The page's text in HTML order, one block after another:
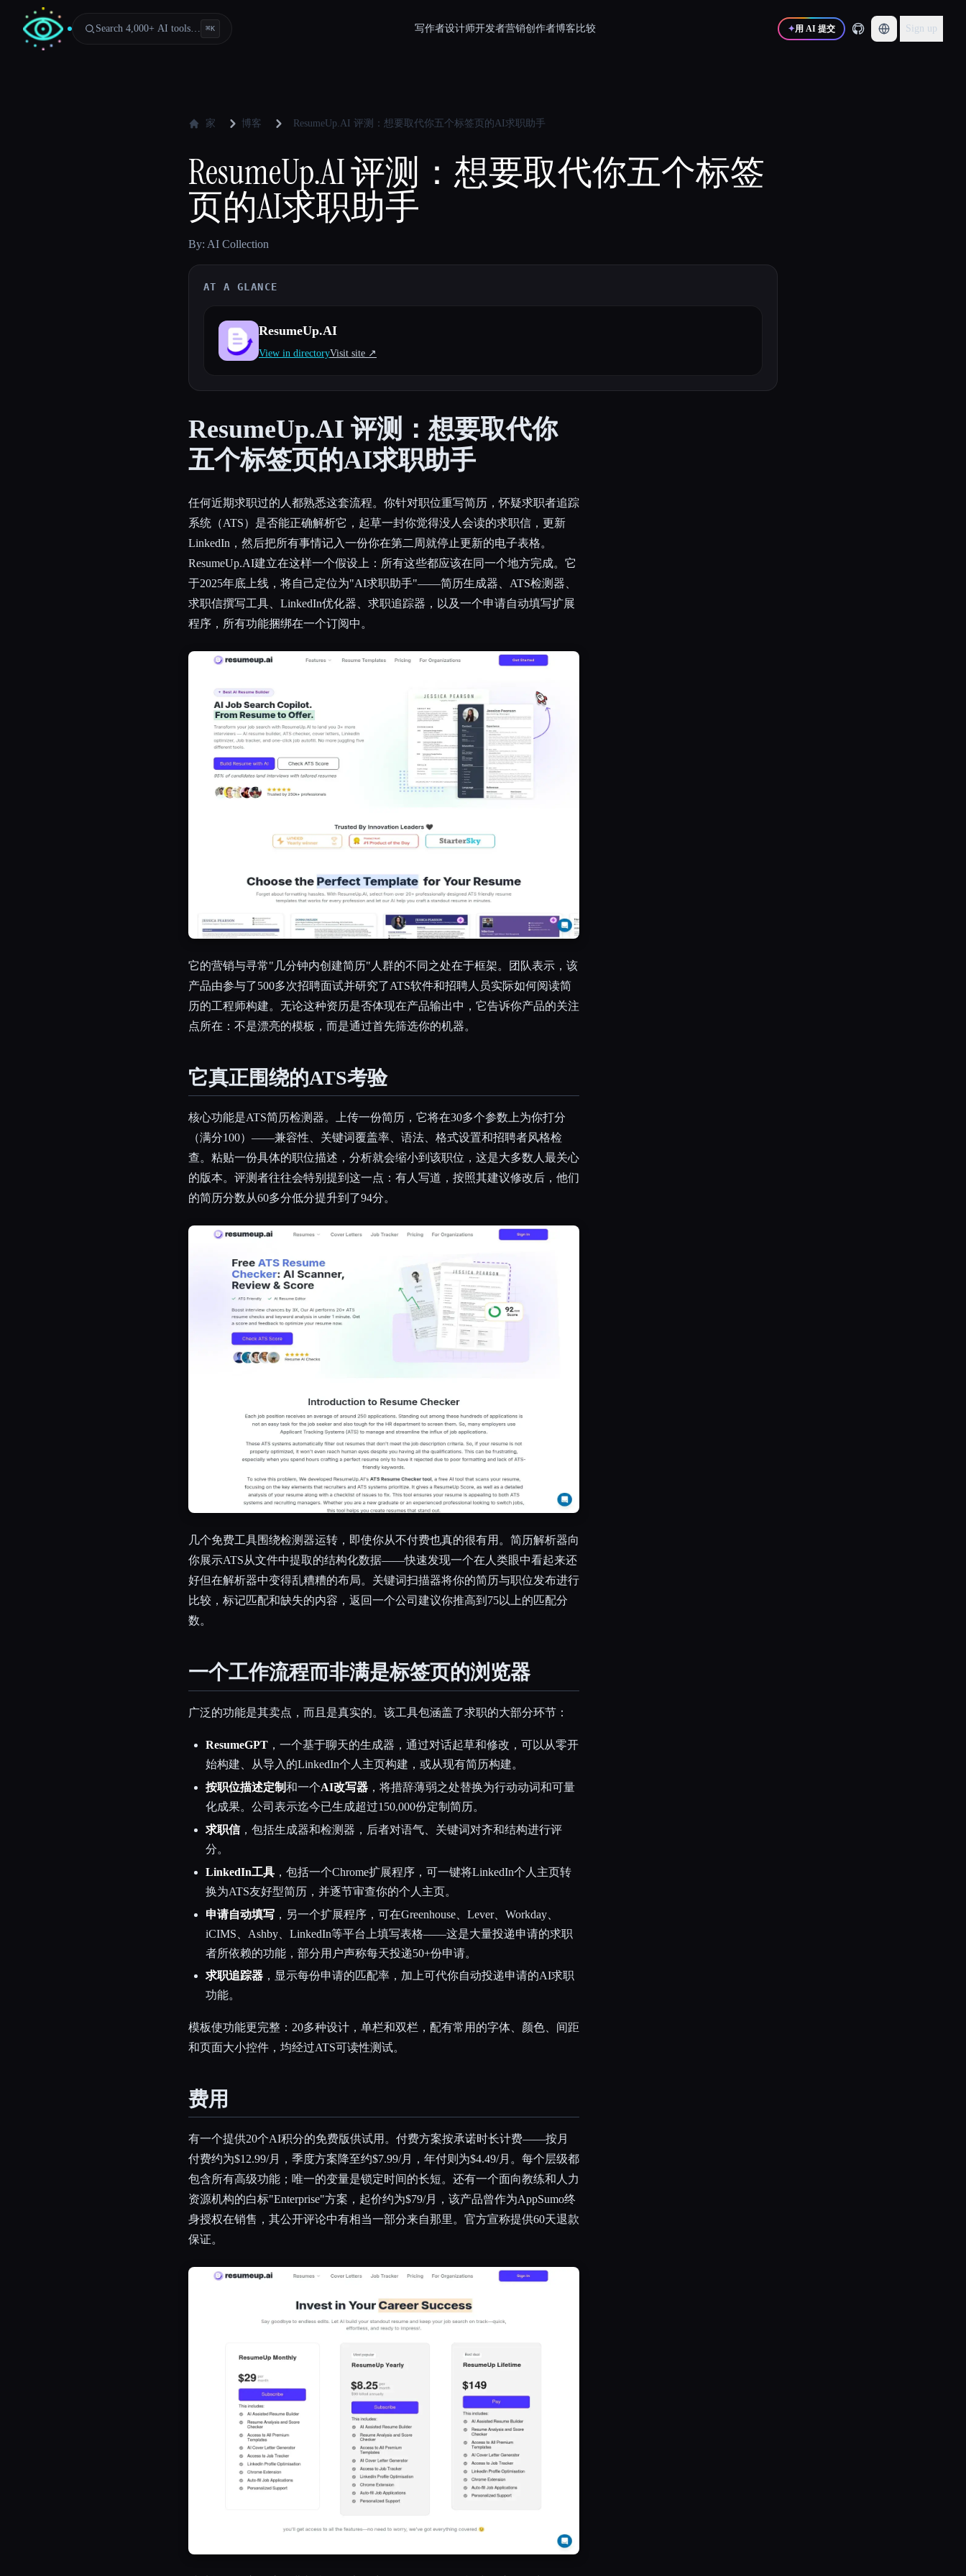
Search 4,000+ AI tools… ⌘K 写作者设计师开发者营销创作者博客 比较 ✦用 AI 提交 Sign up
家 博客 ResumeUp.AI 评测：想要取代你五个标签页的AI求职助手
ResumeUp.AI 评测：想要取代你五个标签
页的AI求职助手
By: AI Collection
AT A GLANCE
ResumeUp.AI
View in directoryVisit site ↗︎
ResumeUp.AI 评测：想要取代你
五个标签页的AI求职助手
任何近期求职过的人都熟悉这套流程。你针对职位重写简历，怀疑求职者追踪
系统（ATS）是否能正确解析它，起草一封你觉得没人会读的求职信，更新
LinkedIn，然后把所有事情记入一份你在第二周就停止更新的电子表格。
ResumeUp.AI建立在这样一个假设上：所有这些都应该在同一个地方完成。它
于2025年底上线，将自己定位为"AI求职助手"——简历生成器、ATS检测器、
求职信撰写工具、LinkedIn优化器、求职追踪器，以及一个申请自动填写扩展
程序，所有功能捆绑在一个订阅中。
它的营销与寻常"几分钟内创建简历"人群的不同之处在于框架。团队表示，该
产品由参与了500多次招聘面试并研究了ATS软件和招聘人员实际如何阅读简
历的工程师构建。无论这种资历是否体现在产品输出中，它告诉你产品的关注
点所在：不是漂亮的模板，而是通过首先筛选你的机器。
它真正围绕的ATS考验
核心功能是ATS简历检测器。上传一份简历，它将在30多个参数上为你打分
（满分100）——兼容性、关键词覆盖率、语法、格式设置和招聘者风格检
查。粘贴一份具体的职位描述，分析就会缩小到该职位，这是大多数人最关心
的版本。评测者往往会特别提到这一点：有人写道，按照其建议修改后，他们
的简历分数从60多分低分提升到了94分。
几个免费工具围绕检测器运转，即使你从不付费也真的很有用。简历解析器向
你展示ATS从文件中提取的结构化数据——快速发现一个在人类眼中看起来还
好但在解析器中变得乱糟糟的布局。关键词扫描器将你的简历与职位发布进行
比较，标记匹配和缺失的内容，返回一个公司建议你推高到75以上的匹配分
数。
一个工作流程而非满是标签页的浏览器
广泛的功能是其卖点，而且是真实的。该工具包涵盖了求职的大部分环节：
ResumeGPT ，一个基于聊天的生成器，通过对话起草和修改，可以从零开
始构建、从导入的LinkedIn个人主页构建，或从现有简历构建。
按职位描述定制和一个AI改写器 ，将措辞薄弱之处替换为行动动词和可量
化成果。公司表示迄今已生成超过150,000份定制简历。
求职信，包括生成器和检测器，后者对语气、关键词对齐和结构进行评
分。
LinkedIn工具 ，包括一个Chrome扩展程序，可一键将LinkedIn个人主页转
换为ATS友好型简历，并逐节审查你的个人主页。
申请自动填写 ，另一个扩展程序，可在Greenhouse、Lever、Workday、
iCIMS、Ashby、LinkedIn等平台上填写表格——这是大量投递申请的求职
者所依赖的功能，部分用户声称每天投递50+份申请。
求职追踪器 ，显示每份申请的匹配率，加上可代你自动投递申请的AI求职
功能。
模板使功能更完整：20多种设计，单栏和双栏，配有常用的字体、颜色、间距
和页面大小控件，均经过ATS可读性测试。
费用
有一个提供20个AI积分的免费版供试用。付费方案按承诺时长计费——按月
付费约为$12.99/月，季度方案降至约$7.99/月，年付则为$4.49/月。每个层级都
包含所有高级功能；唯一的变量是锁定时间的长短。还有一个面向教练和人力
资源机构的白标"Enterprise"方案，起价约为$79/月，该产品曾作为AppSumo终
身授权在销售，其公开评论中有相当一部分来自那里。官方宣称提供60天退款
保证。